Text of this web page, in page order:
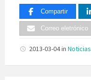
Compartir
Correo eletrónico
2013-03-04in Noticias